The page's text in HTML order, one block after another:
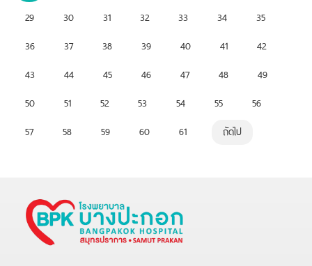
29
30 31 32 33 34
35
36
37 38 39 40 41
42
43
44 45 46 47 48
49
50
51 52 53 54 55
56
57
58 59 60 61 ถัดไป